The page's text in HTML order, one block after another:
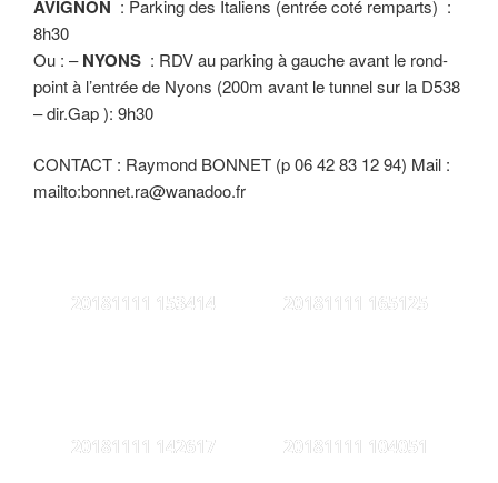
AVIGNON : Parking des Italiens (entrée coté remparts) :
8h30
Ou : –NYONS : RDV au parking à gauche avant le rond-
point à l’entrée de Nyons (200m avant le tunnel sur la D538
– dir.Gap ): 9h30
CONTACT : Raymond BONNET (p 06 42 83 12 94) Mail :
mailto:bonnet.ra@wanadoo.fr
20181111 153414 20181111 165125
20181111 142617 20181111 104051